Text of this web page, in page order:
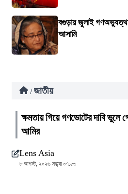
বগুড়ায় জুলাই
আসামি
/ জাতীয়
ক্ষমতায় গিয়ে গণভোটের দাবি ভুলে
আমির
Lens Asia
৮ আগস্ট, ২০২৬ সন্ধ্যা ০৭:৫৩